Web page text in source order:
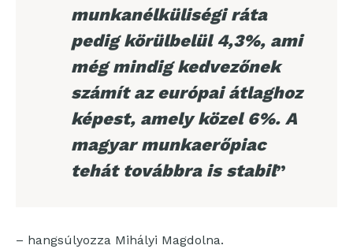
munkanélküliségi ráta
pedig körülbelül 4,3%, ami
még mindig kedvezőnek
számít az európai átlaghoz
képest, amely közel 6%. A
magyar munkaerőpiac
tehát továbbra is stabil”
– hangsúlyozza Mihályi Magdolna.